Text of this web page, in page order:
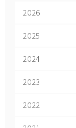
2026
2025
2024
2023
2022